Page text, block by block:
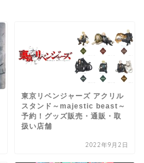
東京リベンジャーズ アクリル
スタンド～majestic beast～
予約！グッズ販売・通販・取
扱い店舗
2022年9月2日